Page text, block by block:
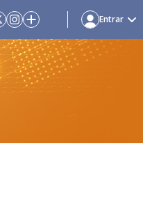
Entrar